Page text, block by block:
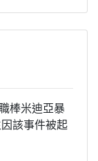
棒米迪亞暴
該事件被起